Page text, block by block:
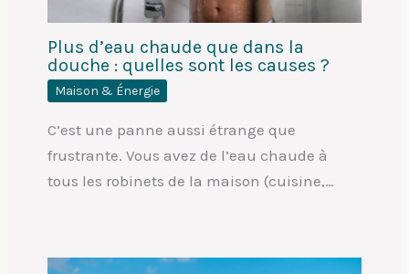
Plus d’eau chaude que dans la
douche : quelles sont les causes ?
Maison & Énergie
C’est une panne aussi étrange que
frustrante. Vous avez de l’eau chaude à
tous les robinets de la maison (cuisine,…